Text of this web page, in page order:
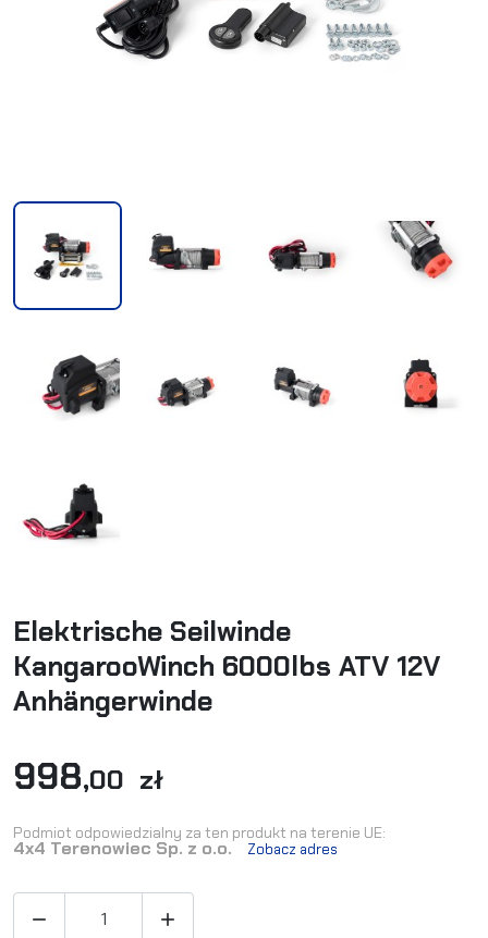
Elektrische Seilwinde
KangarooWinch 6000lbs ATV 12V
Anhängerwinde
998,00 zł
Podmiot odpowiedzialny za ten produkt na terenie UE:
4x4 Terenowiec Sp. z o.o. Zobacz adres
 